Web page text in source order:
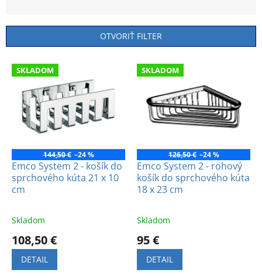
n
i
o
OTVORIŤ FILTER
V
o
u
o
SKLADOM
144,50 € –24 %
Emco System 2 - košík do
sprchového kúta 21 x 10
cm
Skladom
108,50 €
DETAIL
SKLADOM
126,50 € –24 %
Emco System 2 - rohový
košík do sprchového kúta
18 x 23 cm
Skladom
95 €
DETAIL